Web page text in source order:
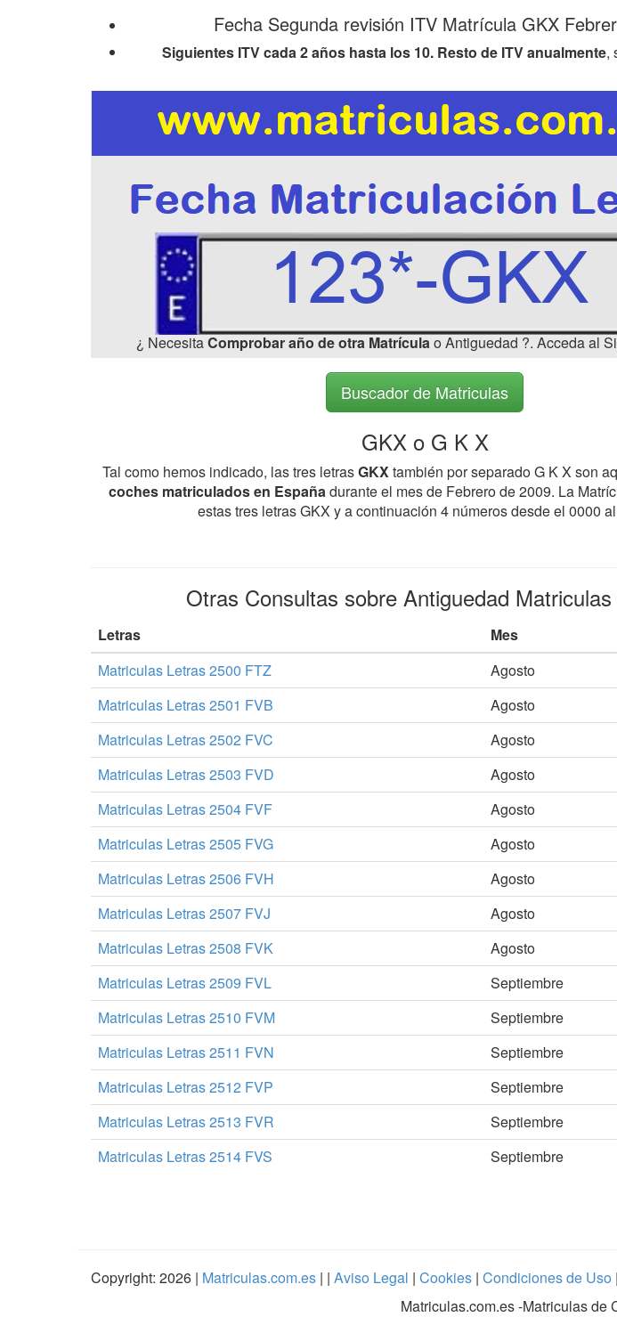
Fecha Segunda revisión ITV Matrícula GKX
Siguientes ITV cada 2 años hasta los 10. Resto de ITV anualmente,
¿ NecesitaComprobar año de otra Matrículao Antiguedad ?. Acceda al
Buscador de Matriculas
GKX o G K X
Tal como hemos indicado, las tres letrasGKXtambién por separado G K X son
coches matriculados en Españadurante el mes de Febrero de 2009. La
estas tres letras GKX y a continuación 4 números desde el 0000
Otras Consultas sobre Antiguedad
Letras Mes
Matriculas Letras 2500 FTZ
Agosto
Matriculas Letras 2501 FVB
Agosto
Matriculas Letras 2502 FVC
Agosto
Matriculas Letras 2503 FVD
Agosto
Matriculas Letras 2504 FVF
Agosto
Matriculas Letras 2505 FVG
Agosto
Matriculas Letras 2506 FVH
Agosto
Matriculas Letras 2507 FVJ
Agosto
Matriculas Letras 2508 FVK
Agosto
Matriculas Letras 2509 FVL
Septiembre
Matriculas Letras 2510 FVM
Septiembre
Matriculas Letras 2511 FVN
Septiembre
Matriculas Letras 2512 FVP
Septiembre
Matriculas Letras 2513 FVR
Septiembre
Matriculas Letras 2514 FVS
Septiembre
Copyright: 2026 | Matriculas.com.es | | Aviso Legal | Cookies | Condiciones de Uso
Matriculas.com.es-Matriculas de